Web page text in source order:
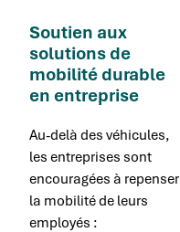
Soutien aux
solutions de
mobilité durable
en entreprise
Au-delà des véhicules,
les entreprises sont
encouragées à repenser
la mobilité de leurs
employés :